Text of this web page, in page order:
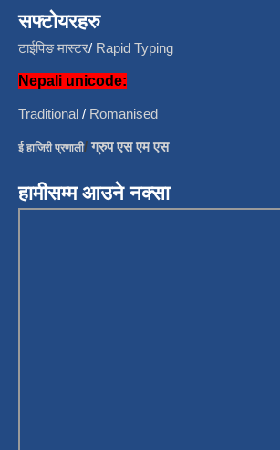
सफ्टोयरहरु
टाईपिङ मास्टर/ Rapid Typing
Nepali unicode:
Traditional / Romanised
ई हाजिरी प्रणाली/ग्रुप एस एम एस
हामीसम्म आउने नक्सा